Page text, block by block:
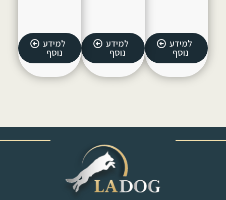
למידע
נוסף
למידע
נוסף
למידע
נוסף